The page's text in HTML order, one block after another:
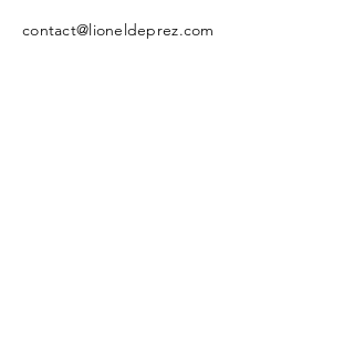
contact@lioneldeprez.com